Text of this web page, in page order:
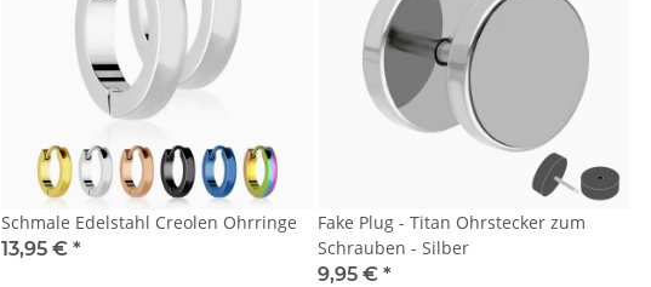
Schmale Edelstahl Creolen Ohrringe
13,95 € *
Fake Plug - Titan Ohrstecker zum
Schrauben - Silber
9,95 € *